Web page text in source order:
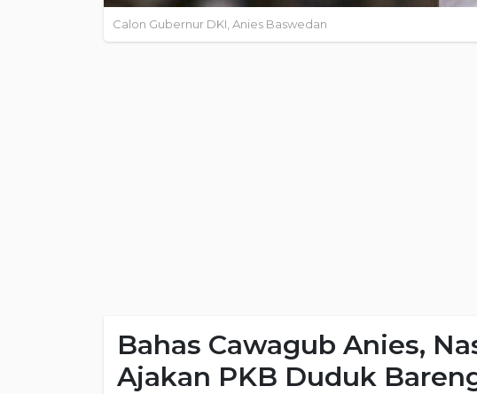
Calon Gubernur DKI, Anies Baswedan
Bahas Cawagub Anies,
Ajakan PKB Duduk